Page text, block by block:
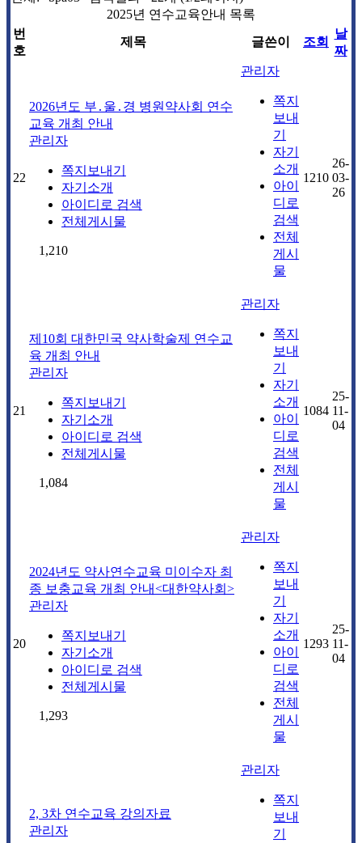
2025년 연수교육안내 목록
번
호
제목 글쓴이 조회
날
짜
22
2026년도 부․울․경 병원약사회 연수
교육 개최 안내
관리자
쪽지보내기
자기소개
아이디로 검색
전체게시물
1,210
관리자
쪽지
보내
기
자기
소개
아이
디로
검색
전체
게시
물
1210
26-
03-
26
21
제10회 대한민국 약사학술제 연수교
육 개최 안내
관리자
쪽지보내기
자기소개
아이디로 검색
전체게시물
1,084
관리자
쪽지
보내
기
자기
소개
아이
디로
검색
전체
게시
물
1084
25-
11-
04
20
2024년도 약사연수교육 미이수자 최
종 보충교육 개최 안내<대한약사회>
관리자
쪽지보내기
자기소개
아이디로 검색
전체게시물
1,293
관리자
쪽지
보내
기
자기
소개
아이
디로
검색
전체
게시
물
1293
25-
11-
04
2, 3차 연수교육 강의자료
관리자
관리자
쪽지
보내
기